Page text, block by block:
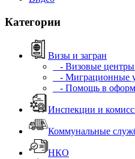
Категории
Визы и загран
- Визовые центры
- Миграционные
- Помощь в
Инспекции и
Коммунальные
НКО